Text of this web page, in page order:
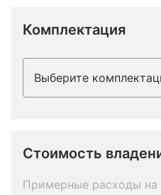
Комплектация
Выберите
Стоимость
Примерные расходы на